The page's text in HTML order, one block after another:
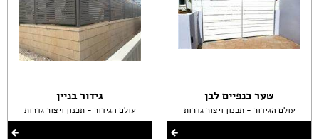
שער כנפיים לבן
עולם הגידור - תכנון ויצור גדרות
גידור בניין
עולם הגידור - תכנון ויצור גדרות